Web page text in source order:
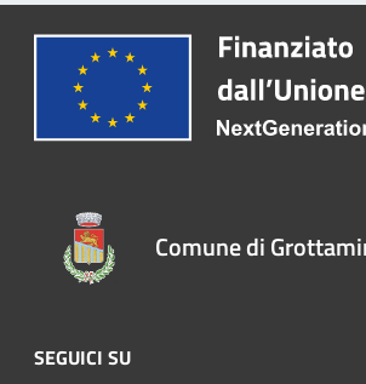
Comune di
SEGUICI SU